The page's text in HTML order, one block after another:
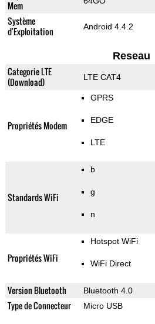
Mem
Système
d'Exploitation
Android 4.4.2
Reseau
Categorie LTE
(Download)
LTE CAT4
Propriétés Modem
GPRS
EDGE
LTE
Standards WiFi
b
g
n
Propriétés WiFi
Hotspot WiFi
WiFi Direct
Version Bluetooth Bluetooth 4.0
Type de Connecteur Micro USB